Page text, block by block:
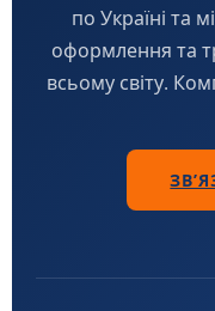
по Україні та
оформлення та
всьому світу.